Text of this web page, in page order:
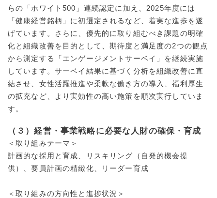
らの「ホワイト500」連続認定に加え、2025年度には
「健康経営銘柄」に初選定されるなど、着実な進歩を遂
げています。さらに、優先的に取り組むべき課題の明確
化と組織改善を目的として、期待度と満足度の2つの観点
から測定する「エンゲージメントサーベイ」を継続実施
しています。サーベイ結果に基づく分析を組織改善に直
結させ、女性活躍推進や柔軟な働き方の導入、福利厚生
の拡充など、より実効性の高い施策を順次実行していま
す。
（３）経営・事業戦略に必要な人財の確保・育成
＜取り組みテーマ＞
計画的な採用と育成、リスキリング（自発的機会提
供）、要員計画の精緻化、リーダー育成
＜取り組みの方向性と進捗状況＞